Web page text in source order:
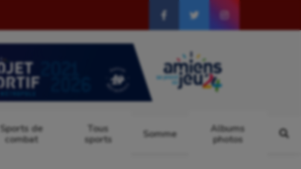
Sports de
combat
Tous
sports
Somme
Albums
photos